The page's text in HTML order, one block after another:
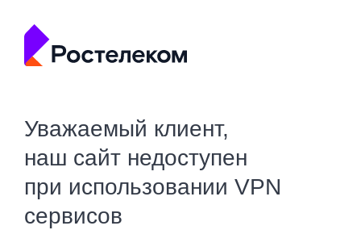
Уважаемый клиент,
наш сайт недоступен
при использовании VPN
сервисов